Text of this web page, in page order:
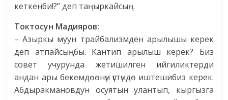
кеткенби!?” деп таңыркайсың.
Токтосун Мадияров:
– Азыркы муун трайбализмден арылышы керек
деп атпайсыңбы. Кантип арылыш керек? Биз
совет учурунда жетишилген ийгиликтерди
андан ары бекемдөөнүн үстүндө иштешибиз керек.
Абдыракмановдун осуятын улантып, кыргызга